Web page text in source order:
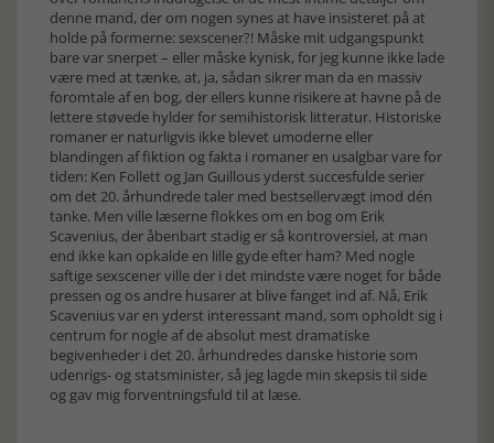
denne mand, der om nogen synes at have insisteret på at
holde på formerne: sexscener?! Måske mit udgangspunkt
bare var snerpet – eller måske kynisk, for jeg kunne ikke lade
være med at tænke, at, ja, sådan sikrer man da en massiv
foromtale af en bog, der ellers kunne risikere at havne på de
lettere støvede hylder for semihistorisk litteratur. Historiske
romaner er naturligvis ikke blevet umoderne eller
blandingen af fiktion og fakta i romaner en usalgbar vare for
tiden: Ken Follett og Jan Guillous yderst succesfulde serier
om det 20. århundrede taler med bestsellervægt imod dén
tanke. Men ville læserne flokkes om en bog om Erik
Scavenius, der åbenbart stadig er så kontroversiel, at man
end ikke kan opkalde en lille gyde efter ham? Med nogle
saftige sexscener ville der i det mindste være noget for både
pressen og os andre husarer at blive fanget ind af. Nå, Erik
Scavenius var en yderst interessant mand, som opholdt sig i
centrum for nogle af de absolut mest dramatiske
begivenheder i det 20. århundredes danske historie som
udenrigs- og statsminister, så jeg lagde min skepsis til side
og gav mig forventningsfuld til at læse.